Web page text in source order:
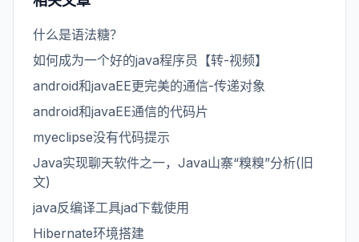
什么是语法糖？
如何成为一个好的java程序员【转-视频】
android和javaEE更完美的通信-传递对象
android和javaEE通信的代码片
myeclipse没有代码提示
Java实现聊天软件之一，Java山寨“糗糗”分析(旧
文)
java反编译工具jad下载使用
Hibernate环境搭建